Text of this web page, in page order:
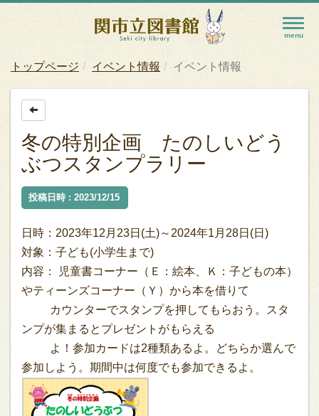
トップページ イベント情報 イベント情報
冬の特別企画 たのしいどう
ぶつスタンプラリー
投稿日時 : 2023/12/15
日時：2023年12月23日(土)～2024年1月28日(日)
対象：子ども(小学生まで)
内容： 児童書コーナー（Ｅ：絵本、Ｋ：子どもの本）
やティーンズコーナー（Ｙ）から本を借りて
カウンターでスタンプを押してもらおう。スタ
ンプが集まるとプレゼントがもらえる
よ！参加カードは2種類あるよ。どちらか選んで
参加しよう。期間中は何度でも参加できるよ。